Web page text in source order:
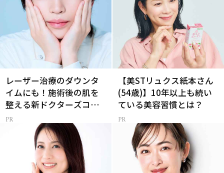
レーザー治療のダウンタ
イムにも！施術後の肌を
整える新ドクターズコス
メ
【美STリュクス紙本さん
(54歳)】10年以上も続い
ている美容習慣とは？